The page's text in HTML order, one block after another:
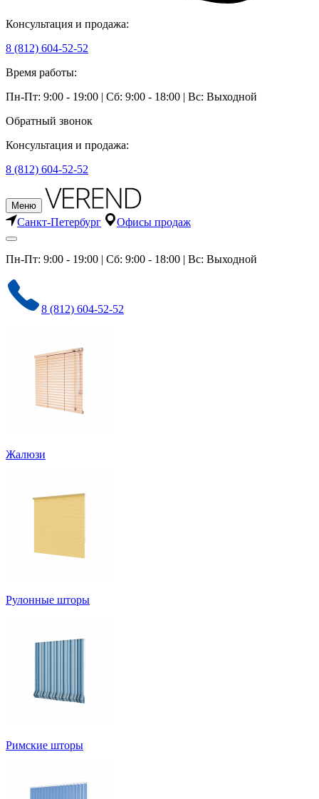
Консультация и продажа:
8 (812) 604-52-52
Время работы:
Пн-Пт: 9:00 - 19:00 | Сб: 9:00 - 18:00 | Вс: Выходной
Обратный звонок
Консультация и продажа:
8 (812) 604-52-52
Меню
Санкт-Петербург Офисы продаж
Пн-Пт: 9:00 - 19:00 | Сб: 9:00 - 18:00 | Вс: Выходной
8 (812) 604-52-52
Жалюзи
Рулонные шторы
Римские шторы